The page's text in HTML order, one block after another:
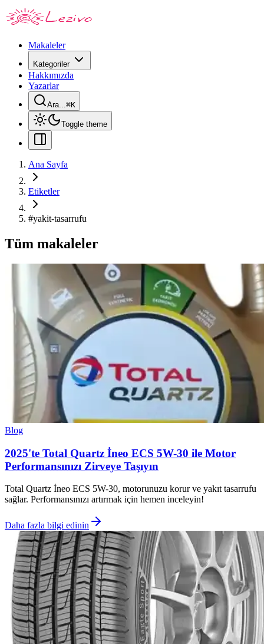
Makaleler
Kategoriler
Hakkımızda
Yazarlar
Ara...⌘K
Toggle theme
Ana Sayfa
Etiketler
#yakit-tasarrufu
Tüm makaleler
Blog
2025'te Total Quartz İneo ECS 5W-30 ile Motor
Performansınızı Zirveye Taşıyın
Total Quartz İneo ECS 5W-30, motorunuzu korur ve yakıt tasarrufu
sağlar. Performansınızı artırmak için hemen inceleyin!
Daha fazla bilgi edinin